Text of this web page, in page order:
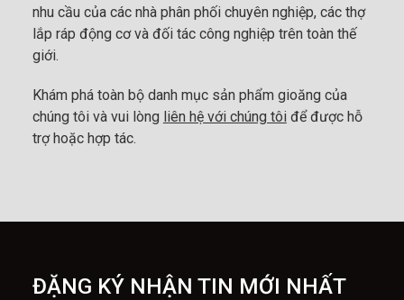
nhu cầu của các nhà phân phối chuyên nghiệp, các thợ
lắp ráp động cơ và đối tác công nghiệp trên toàn thế
giới.
Khám phá toàn bộ danh mục sản phẩm gioăng của
chúng tôi và vui lòng liên hệ với chúng tôiđể được hỗ
trợ hoặc hợp tác.
ĐẶNG KÝ NHẬN TIN MỚI NHẤT